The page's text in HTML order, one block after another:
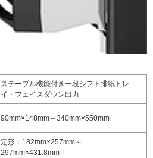
ステープル機能付き一段シフト排紙トレ
イ・フェイスダウン出力
90mm×148mm～340mm×550mm
定形：182mm×257mm～
297mm×431.8mm